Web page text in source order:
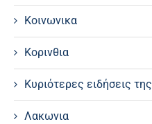
Κοινωνικα
Κορινθια
Κυριότερες ειδήσεις
Λακωνια